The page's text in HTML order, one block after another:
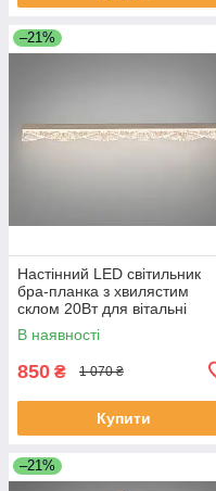
–21%
Настінний LED світильник
бра-планка з хвилястим
склом 20Вт для вітальні
8057/800GD
В наявності
850 ₴ 1 070 ₴
Купити
–21%